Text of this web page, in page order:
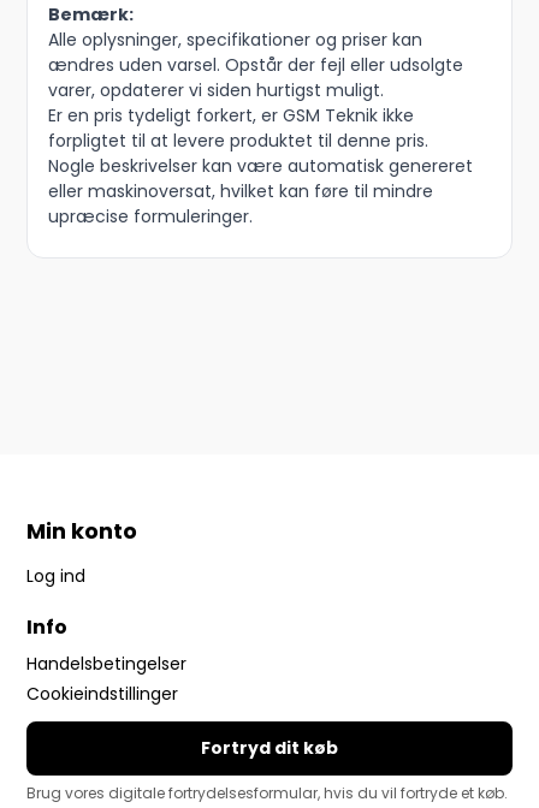
Bemærk:
Alle oplysninger, specifikationer og priser kan
ændres uden varsel. Opstår der fejl eller udsolgte
varer, opdaterer vi siden hurtigst muligt.
Er en pris tydeligt forkert, er GSM Teknik ikke
forpligtet til at levere produktet til denne pris.
Nogle beskrivelser kan være automatisk genereret
eller maskinoversat, hvilket kan føre til mindre
upræcise formuleringer.
Min konto
Log ind
Info
Handelsbetingelser
Cookieindstillinger
Fortryd dit køb
Brug vores digitale fortrydelsesformular, hvis du vil fortryde et køb.